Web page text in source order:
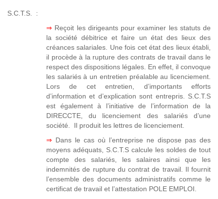
S.C.T.S. :
⇒ Reçoit les dirigeants pour examiner les statuts de
la société débitrice et faire un état des lieux des
créances salariales. Une fois cet état des lieux établi,
il procède à la rupture des contrats de travail dans le
respect des dispositions légales. En effet, il convoque
les salariés à un entretien préalable au licenciement.
Lors de cet entretien, d’importants efforts
d’information et d’explication sont entrepris. S.C.T.S
est également à l’initiative de l’information de la
DIRECCTE, du licenciement des salariés d’une
société. Il produit les lettres de licenciement.
⇒ Dans le cas où l’entreprise ne dispose pas des
moyens adéquats, S.C.T.S calcule les soldes de tout
compte des salariés, les salaires ainsi que les
indemnités de rupture du contrat de travail. Il fournit
l’ensemble des documents administratifs comme le
certificat de travail et l’attestation POLE EMPLOI.